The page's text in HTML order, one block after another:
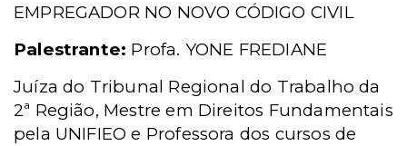
EMPREGADOR NO NOVO CÓDIGO CIVIL
Palestrante: Profa. YONE FREDIANE
Juíza do Tribunal Regional do Trabalho da
2ª Região, Mestre em Direitos Fundamentais
pela UNIFIEO e Professora dos cursos de